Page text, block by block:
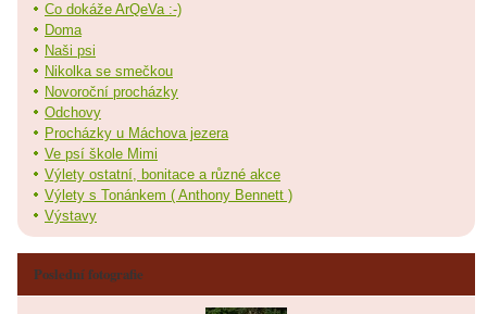
Co dokáže ArQeVa :-)
Doma
Naši psi
Nikolka se smečkou
Novoroční procházky
Odchovy
Procházky u Máchova jezera
Ve psí škole Mimi
Výlety ostatní, bonitace a různé akce
Výlety s Tonánkem ( Anthony Bennett )
Výstavy
Poslední fotografie